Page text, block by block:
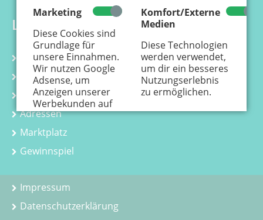
Marketing
Diese Cookies sind
Grundlage für
unsere Einnahmen.
Wir nutzen Google
Adsense, um
Anzeigen unserer
Werbekunden auf
der Webseite
einzustellen.
erfährst Du, wie
personenbezogene
von Anzeigen
Komfort/Externe
Medien
Diese Technologien
werden verwendet,
um dir ein besseres
Nutzungserlebnis
zu ermöglichen.
Links
Kalender
Kurse
Kindergeburtstag
Adressen
Marktplatz
Gewinnspiel
Impressum
Datenschutzerklärung